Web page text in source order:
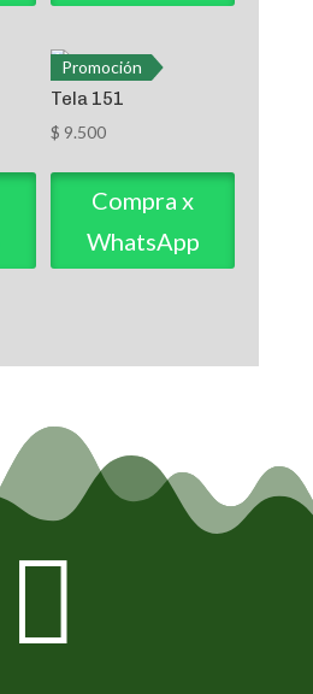
Promoción
Tela 151
$ 9.500
Compra x
WhatsApp
